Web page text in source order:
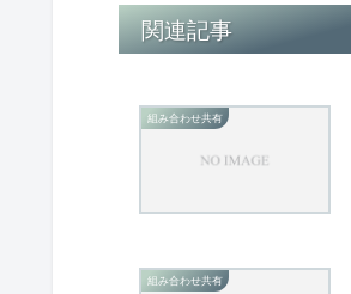
関連記事
組み合わせ共有
組み合わせ共有